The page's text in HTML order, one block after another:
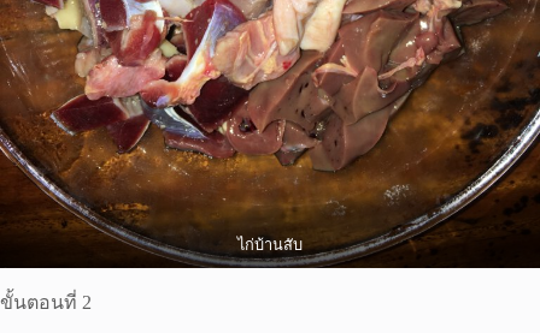
ไก่บ้านสับ
ขั้นตอนที่ 2